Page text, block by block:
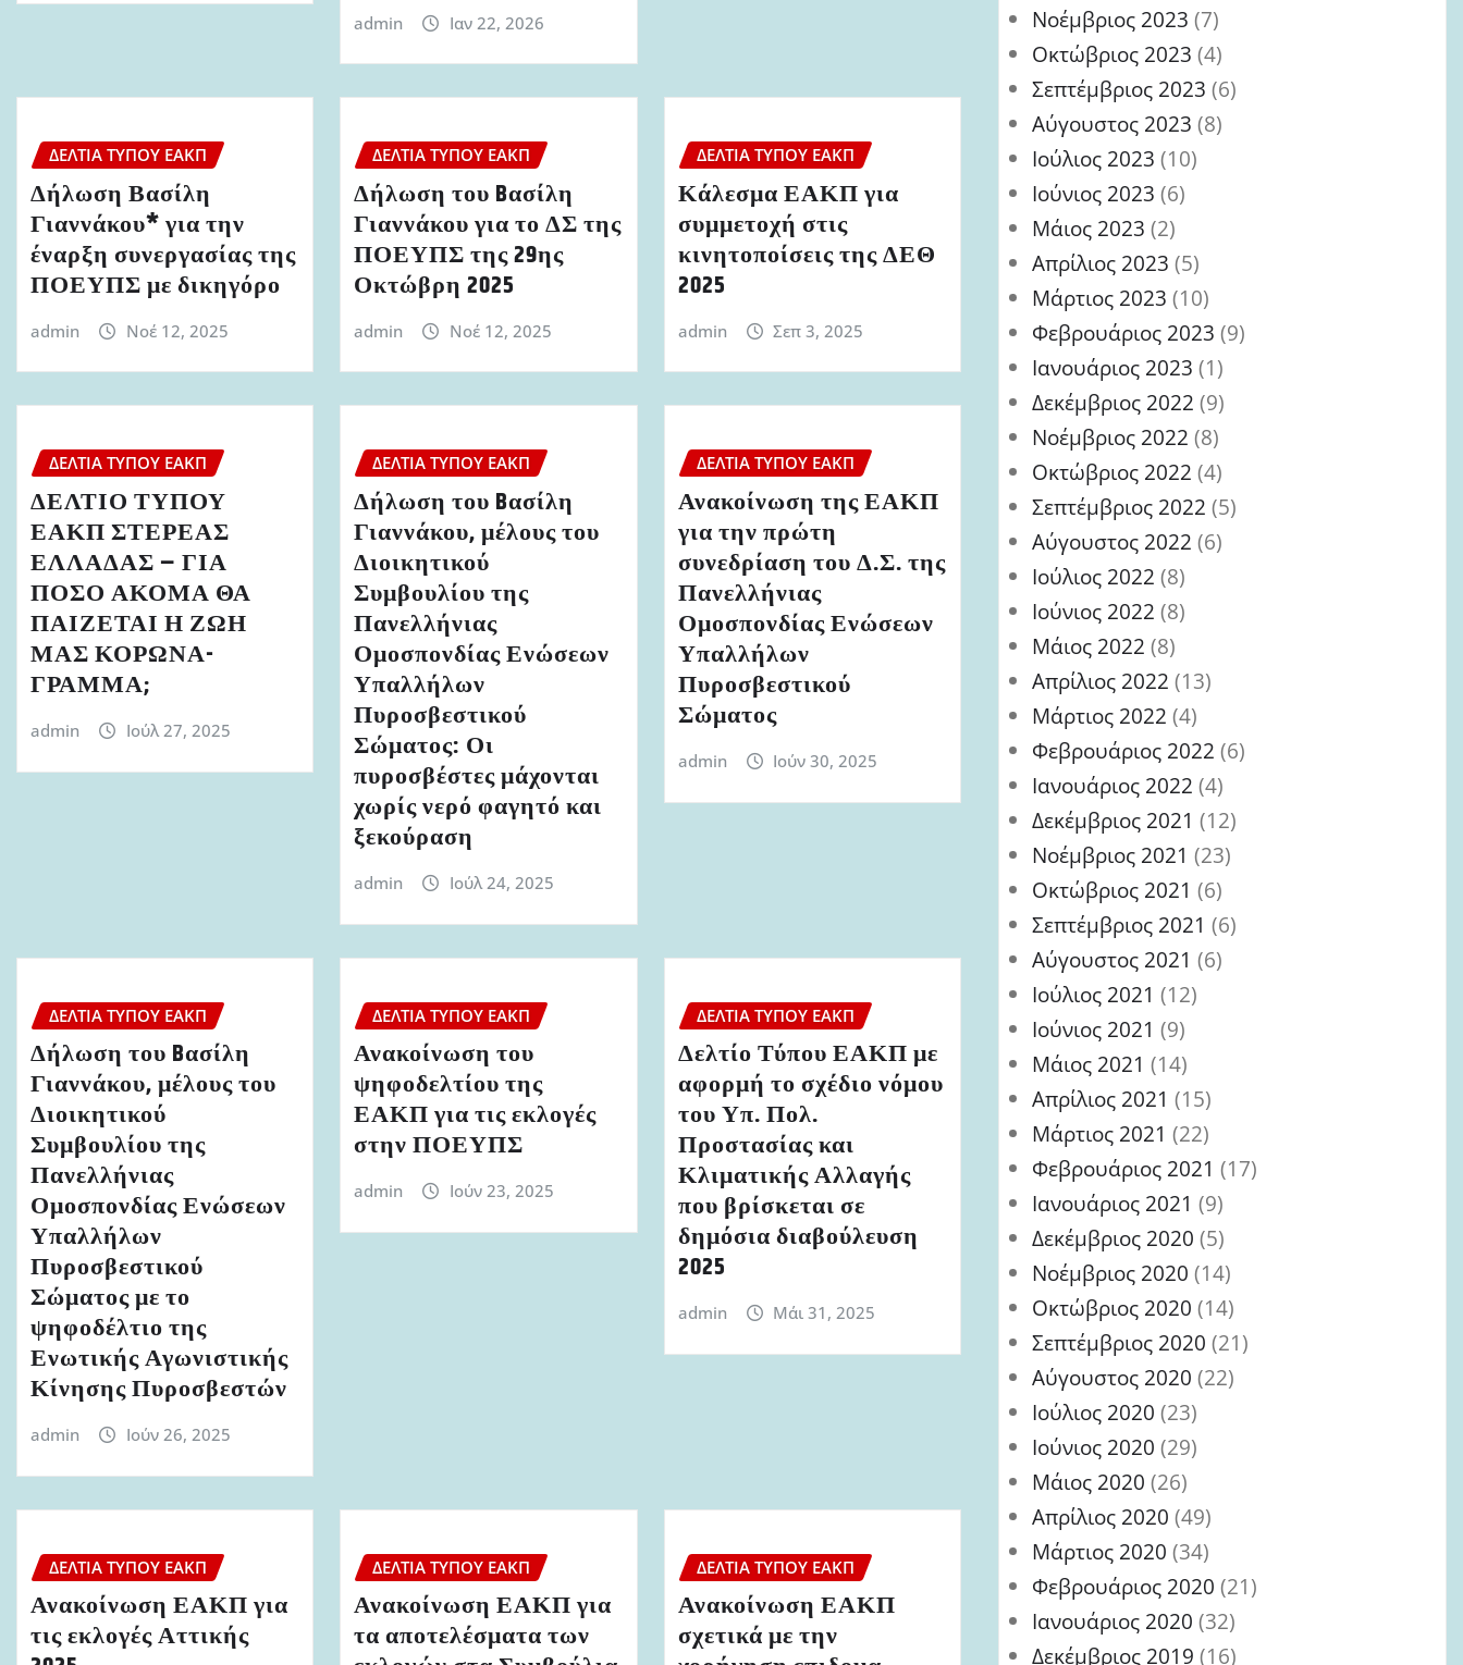
admin Ιαν 22, 2026
ΔΕΛΤΊΑ ΤΎΠΟΥ ΕΑΚΠ
Δήλωση Βασίλη
Γιαννάκου* για την
έναρξη συνεργασίας της
ΠΟΕΥΠΣ με δικηγόρο
admin Νοέ 12, 2025
ΔΕΛΤΊΑ ΤΎΠΟΥ ΕΑΚΠ
Δήλωση του Bασίλη
Γιαννάκου για το ΔΣ της
ΠΟΕΥΠΣ της 29ης
Οκτώβρη 2025
admin Νοέ 12, 2025
ΔΕΛΤΊΑ ΤΎΠΟΥ ΕΑΚΠ
Κάλεσμα ΕΑΚΠ για
συμμετοχή στις
κινητοποίσεις της ΔΕΘ
2025
admin Σεπ 3, 2025
ΔΕΛΤΊΑ ΤΎΠΟΥ ΕΑΚΠ
ΔΕΛΤΙΟ ΤΥΠΟΥ
ΕΑΚΠ ΣΤΕΡΕΑΣ
ΕΛΛΑΔΑΣ – ΓΙΑ
ΠΟΣΟ ΑΚΟΜΑ ΘΑ
ΠΑΙΖΕΤΑΙ Η ΖΩΗ
ΜΑΣ ΚΟΡΩΝΑ-
ΓΡΑΜΜΑ;
admin Ιούλ 27, 2025
ΔΕΛΤΊΑ ΤΎΠΟΥ ΕΑΚΠ
Δήλωση του Bασίλη
Γιαννάκου, μέλους του
Διοικητικού
Συμβουλίου της
Πανελλήνιας
Ομοσπονδίας Ενώσεων
Υπαλλήλων
Πυροσβεστικού
Σώματος: Οι
πυροσβέστες μάχονται
χωρίς νερό φαγητό και
ξεκούραση
admin Ιούλ 24, 2025
ΔΕΛΤΊΑ ΤΎΠΟΥ ΕΑΚΠ
Ανακοίνωση της ΕΑΚΠ
για την πρώτη
συνεδρίαση του Δ.Σ. της
Πανελλήνιας
Ομοσπονδίας Ενώσεων
Υπαλλήλων
Πυροσβεστικού
Σώματος
admin Ιούν 30, 2025
ΔΕΛΤΊΑ ΤΎΠΟΥ ΕΑΚΠ
Δήλωση του Bασίλη
Γιαννάκου, μέλους του
Διοικητικού
Συμβουλίου της
Πανελλήνιας
Ομοσπονδίας Ενώσεων
Υπαλλήλων
Πυροσβεστικού
Σώματος με το
ψηφοδέλτιο της
Ενωτικής Αγωνιστικής
Κίνησης Πυροσβεστών
admin Ιούν 26, 2025
ΔΕΛΤΊΑ ΤΎΠΟΥ ΕΑΚΠ
Ανακοίνωση του
ψηφοδελτίου της
ΕΑΚΠ για τις εκλογές
στην ΠΟΕΥΠΣ
admin Ιούν 23, 2025
ΔΕΛΤΊΑ ΤΎΠΟΥ ΕΑΚΠ
Δελτίο Τύπου ΕΑΚΠ με
αφορμή το σχέδιο νόμου
του Υπ. Πολ.
Προστασίας και
Κλιματικής Αλλαγής
που βρίσκεται σε
δημόσια διαβούλευση
2025
admin Μάι 31, 2025
ΔΕΛΤΊΑ ΤΎΠΟΥ ΕΑΚΠ
Ανακοίνωση ΕΑΚΠ για
τις εκλογές Αττικής
ΔΕΛΤΊΑ ΤΎΠΟΥ ΕΑΚΠ
Ανακοίνωση ΕΑΚΠ για
τα αποτελέσματα των
ΔΕΛΤΊΑ ΤΎΠΟΥ ΕΑΚΠ
Ανακοίνωση ΕΑΚΠ
σχετικά με την
Νοέμβριος 2023 (7)
Οκτώβριος 2023 (4)
Σεπτέμβριος 2023 (6)
Αύγουστος 2023 (8)
Ιούλιος 2023 (10)
Ιούνιος 2023 (6)
Μάιος 2023 (2)
Απρίλιος 2023 (5)
Μάρτιος 2023 (10)
Φεβρουάριος 2023 (9)
Ιανουάριος 2023 (1)
Δεκέμβριος 2022 (9)
Νοέμβριος 2022 (8)
Οκτώβριος 2022 (4)
Σεπτέμβριος 2022 (5)
Αύγουστος 2022 (6)
Ιούλιος 2022 (8)
Ιούνιος 2022 (8)
Μάιος 2022 (8)
Απρίλιος 2022 (13)
Μάρτιος 2022 (4)
Φεβρουάριος 2022 (6)
Ιανουάριος 2022 (4)
Δεκέμβριος 2021 (12)
Νοέμβριος 2021 (23)
Οκτώβριος 2021 (6)
Σεπτέμβριος 2021 (6)
Αύγουστος 2021 (6)
Ιούλιος 2021 (12)
Ιούνιος 2021 (9)
Μάιος 2021 (14)
Απρίλιος 2021 (15)
Μάρτιος 2021 (22)
Φεβρουάριος 2021 (17)
Ιανουάριος 2021 (9)
Δεκέμβριος 2020 (5)
Νοέμβριος 2020 (14)
Οκτώβριος 2020 (14)
Σεπτέμβριος 2020 (21)
Αύγουστος 2020 (22)
Ιούλιος 2020 (23)
Ιούνιος 2020 (29)
Μάιος 2020 (26)
Απρίλιος 2020 (49)
Μάρτιος 2020 (34)
Φεβρουάριος 2020 (21)
Ιανουάριος 2020 (32)
Δεκέμβριος 2019 (16)